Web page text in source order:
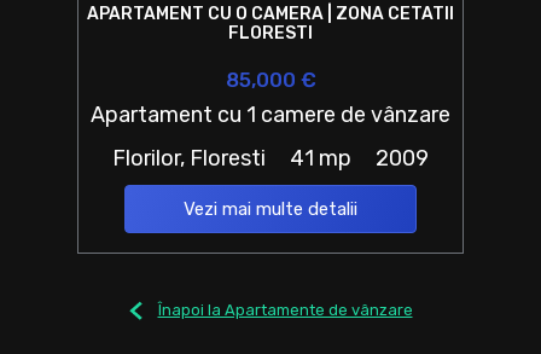
APARTAMENT CU O CAMERA | ZONA CETATII
FLORESTI
85,000 €
Apartament cu 1 camere de vânzare
Florilor, Floresti
41 mp 2009
Vezi mai multe detalii
Înapoi la Apartamente de vânzare